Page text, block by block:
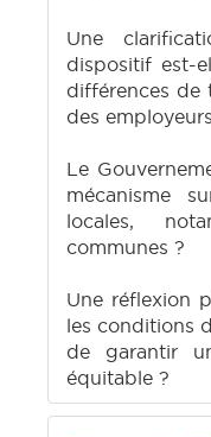
Une
dispositif est-
différences de
des
Le
mécanisme
locales,
communes ?
Une réflexion
les conditions
de garantir
équitable ?